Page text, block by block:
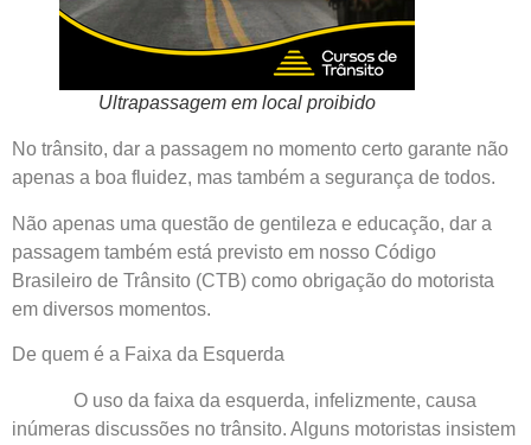
Ultrapassagem em local proibido
No trânsito, dar a passagem no momento certo garante não
apenas a boa fluidez, mas também a segurança de todos.
Não apenas uma questão de gentileza e educação, dar a
passagem também está previsto em nosso Código
Brasileiro de Trânsito (CTB) como obrigação do motorista
em diversos momentos.
De quem é a Faixa da Esquerda
O uso da faixa da esquerda, infelizmente, causa
inúmeras discussões no trânsito. Alguns motoristas insistem